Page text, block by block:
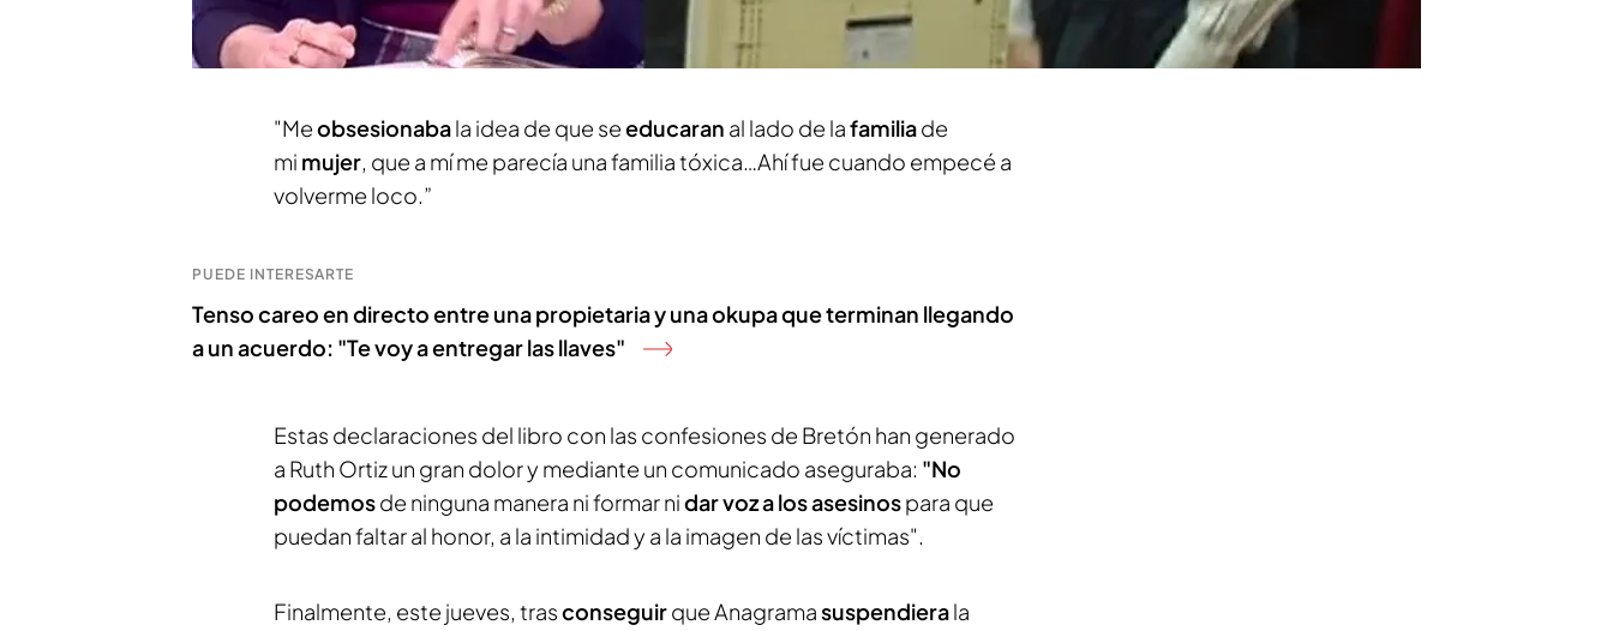
cartas,conversacionestelefónicas y visitas por parte de Luisgé Martín,
que ha compartido una relación con el
asesinodesde 2021.
"Meobsesionabala idea de que seeducaran al lado de lafamiliade
mi mujer, que a mí me parecía una familia tóxica…Ahí fue cuando empecé a
volverme loco.”
PUEDE INTERESARTE
Tenso careo en directo entre una propietaria y una okupa que terminan llegando
a un acuerdo: "Te voy a entregar las llaves"
Estas declaraciones del libro con las confesiones de Bretón han generado
a Ruth Ortiz un gran dolor y mediante un comunicado aseguraba: "No
podemosde ninguna manera ni formar nidar voz a los asesinospara que
puedan faltar al honor, a la intimidad y a la imagen de las víctimas".
Finalmente, este jueves, trasconseguirque Anagramasuspendierala